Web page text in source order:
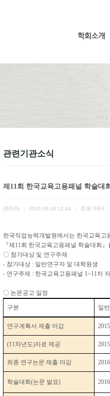
관련기관소식
제11회 한국교육고용패널 학술대
관리자 2015.09.16 12:44 조회 9461
한국직업능력개발원에서는 한국교육고
『제 11회 한국교육고용패널 학술대회 』
〇 참가대상 및 연구주제
- 참가대상 : 일반연구자 및 대학원생
- 연구주제 : 한국교육고용패널 1~11차
〇 논문공고 일정
구분 일
연구계획서 제출 마감 2015
(11차년도)자료 제공 2015
최종 연구논문 제출 마감 2016
학술대회 (논문 발표) 2016